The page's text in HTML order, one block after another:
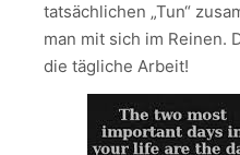
tatsächlichen „Tun“
man mit sich im Reinen.
die tägliche Arbeit!